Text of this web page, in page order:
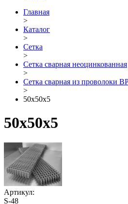
Главная
>
Каталог
>
Сетка
>
Сетка сварная неоцинкованная
>
Сетка сварная из проволоки
>
50х50х5
50х50х5
Артикул:
S-48